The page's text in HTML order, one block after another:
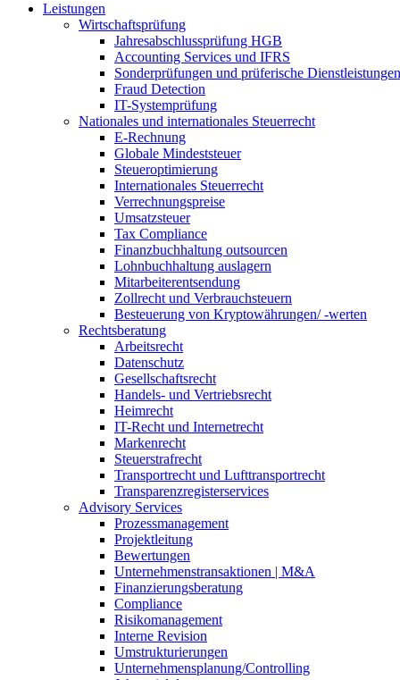
Leistungen
Wirtschaftsprüfung
Jahresabschlussprüfung HGB
Accounting Services und IFRS
Sonderprüfungen und prüferische Dienstleistungen
Fraud Detection
IT-Systemprüfung
Nationales und internationales Steuerrecht
E-Rechnung
Globale Mindeststeuer
Steueroptimierung
Internationales Steuerrecht
Verrechnungspreise
Umsatzsteuer
Tax Compliance
Finanzbuchhaltung outsourcen
Lohnbuchhaltung auslagern
Mitarbeiterentsendung
Zollrecht und Verbrauchsteuern
Besteuerung von Kryptowährungen/ -werten
Rechtsberatung
Arbeitsrecht
Datenschutz
Gesellschaftsrecht
Handels- und Vertriebsrecht
Heimrecht
IT-Recht und Internetrecht
Markenrecht
Steuerstrafrecht
Transportrecht und Lufttransportrecht
Transparenzregisterservices
Advisory Services
Prozessmanagement
Projektleitung
Bewertungen
Unternehmenstransaktionen | M&A
Finanzierungsberatung
Compliance
Risikomanagement
Interne Revision
Umstrukturierungen
Unternehmensplanung/Controlling